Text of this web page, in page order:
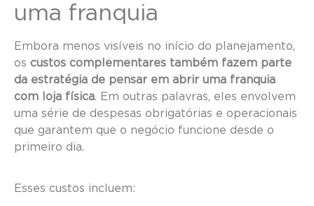
uma franquia
Embora menos visíveis no início do planejamento,
os custos complementares também fazem parte
da estratégia de pensar em abrir uma franquia
com loja física. Em outras palavras, eles envolvem
uma série de despesas obrigatórias e operacionais
que garantem que o negócio funcione desde o
primeiro dia.
Esses custos incluem: